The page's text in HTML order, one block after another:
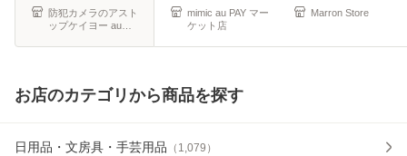
クス】防犯カメラのアスト
ップケイヨー au
知 ループ録
mimic au PAY マー
ケット店
スポットで
Marron Store
お店のカテゴリから商品を探す
日用品・文房具・手芸用品 （ 1,079 ）